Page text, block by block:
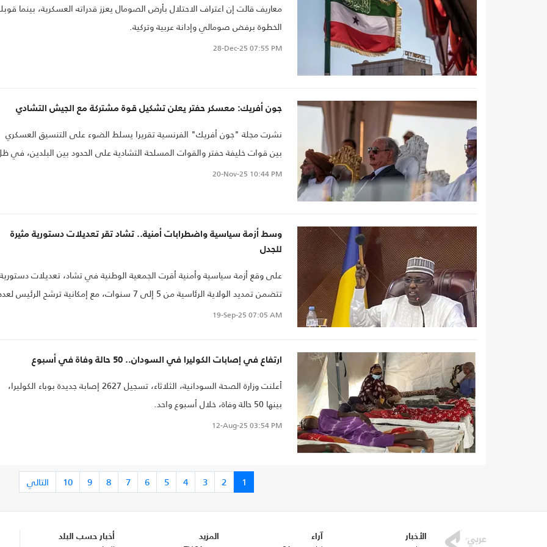
معاريف قالت إن اعتراف الاحتلال بأرض الصومال يعزز قدراته العسكرية، بينما
الخطوة برفض صومالي وإدانة عربية وتركية.
28-Dec-25 07:55 PM
جون أفريك: معسكر حفتر يعلن تشكيل قوة مشتركة مع الجيش التشادي
نشرت مجلة "جون أفريك" الفرنسية تقريرا يسلط الضوء على التنسيق العسكري
بين قوات خليفة حفتر والقوات المسلحة التشادية على الحدود بين البلدين، في
حالة من التوتر تشهدها المنطقة.
20-Nov-25 10:44 PM
وسط أزمة سياسية واضطرابات أمنية.. تشاد تقر تعديلات دستورية مثيرة
للجدل
على وقع أزمة سياسية وأمنية أقرت الجمعية الوطنية في تشاد، تعديلات دستورية
تتضمن تمديد الولاية الرئاسية من 5 إلى 7 سنوات، مع إمكانية ترشح الرئيس
ولايات لا محدود، بدل ولاية واحدة قابلة للتجديد مرة واحدة في الدستور الحالي.
19-Sep-25 07:05 AM
ارتفاع في إصابات الكوليرا في السودان.. 50 حالة وفاة في أسبوع
أعلنت وزارة الصحة السودانية، الثلاثاء، تسجيل 2627 إصابة جديدة بوباء الكوليرا،
بينها 50 حالة وفاة، خلال أسبوع واحد.
12-Aug-25 03:54 PM
1
2
3
4
5
6
7
8
9
10 التالي
الأخبار آراء المزيد أخبار حسب البلد